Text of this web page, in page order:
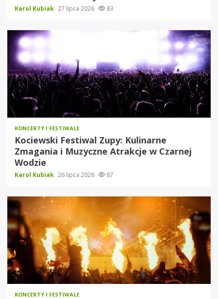
Karol Kubiak 27 lipca 2026 83
KONCERTY I FESTIWALE
Kociewski Festiwal Zupy: Kulinarne
Zmagania i Muzyczne Atrakcje w Czarnej
Wodzie
Karol Kubiak 26 lipca 2026 87
KONCERTY I FESTIWALE